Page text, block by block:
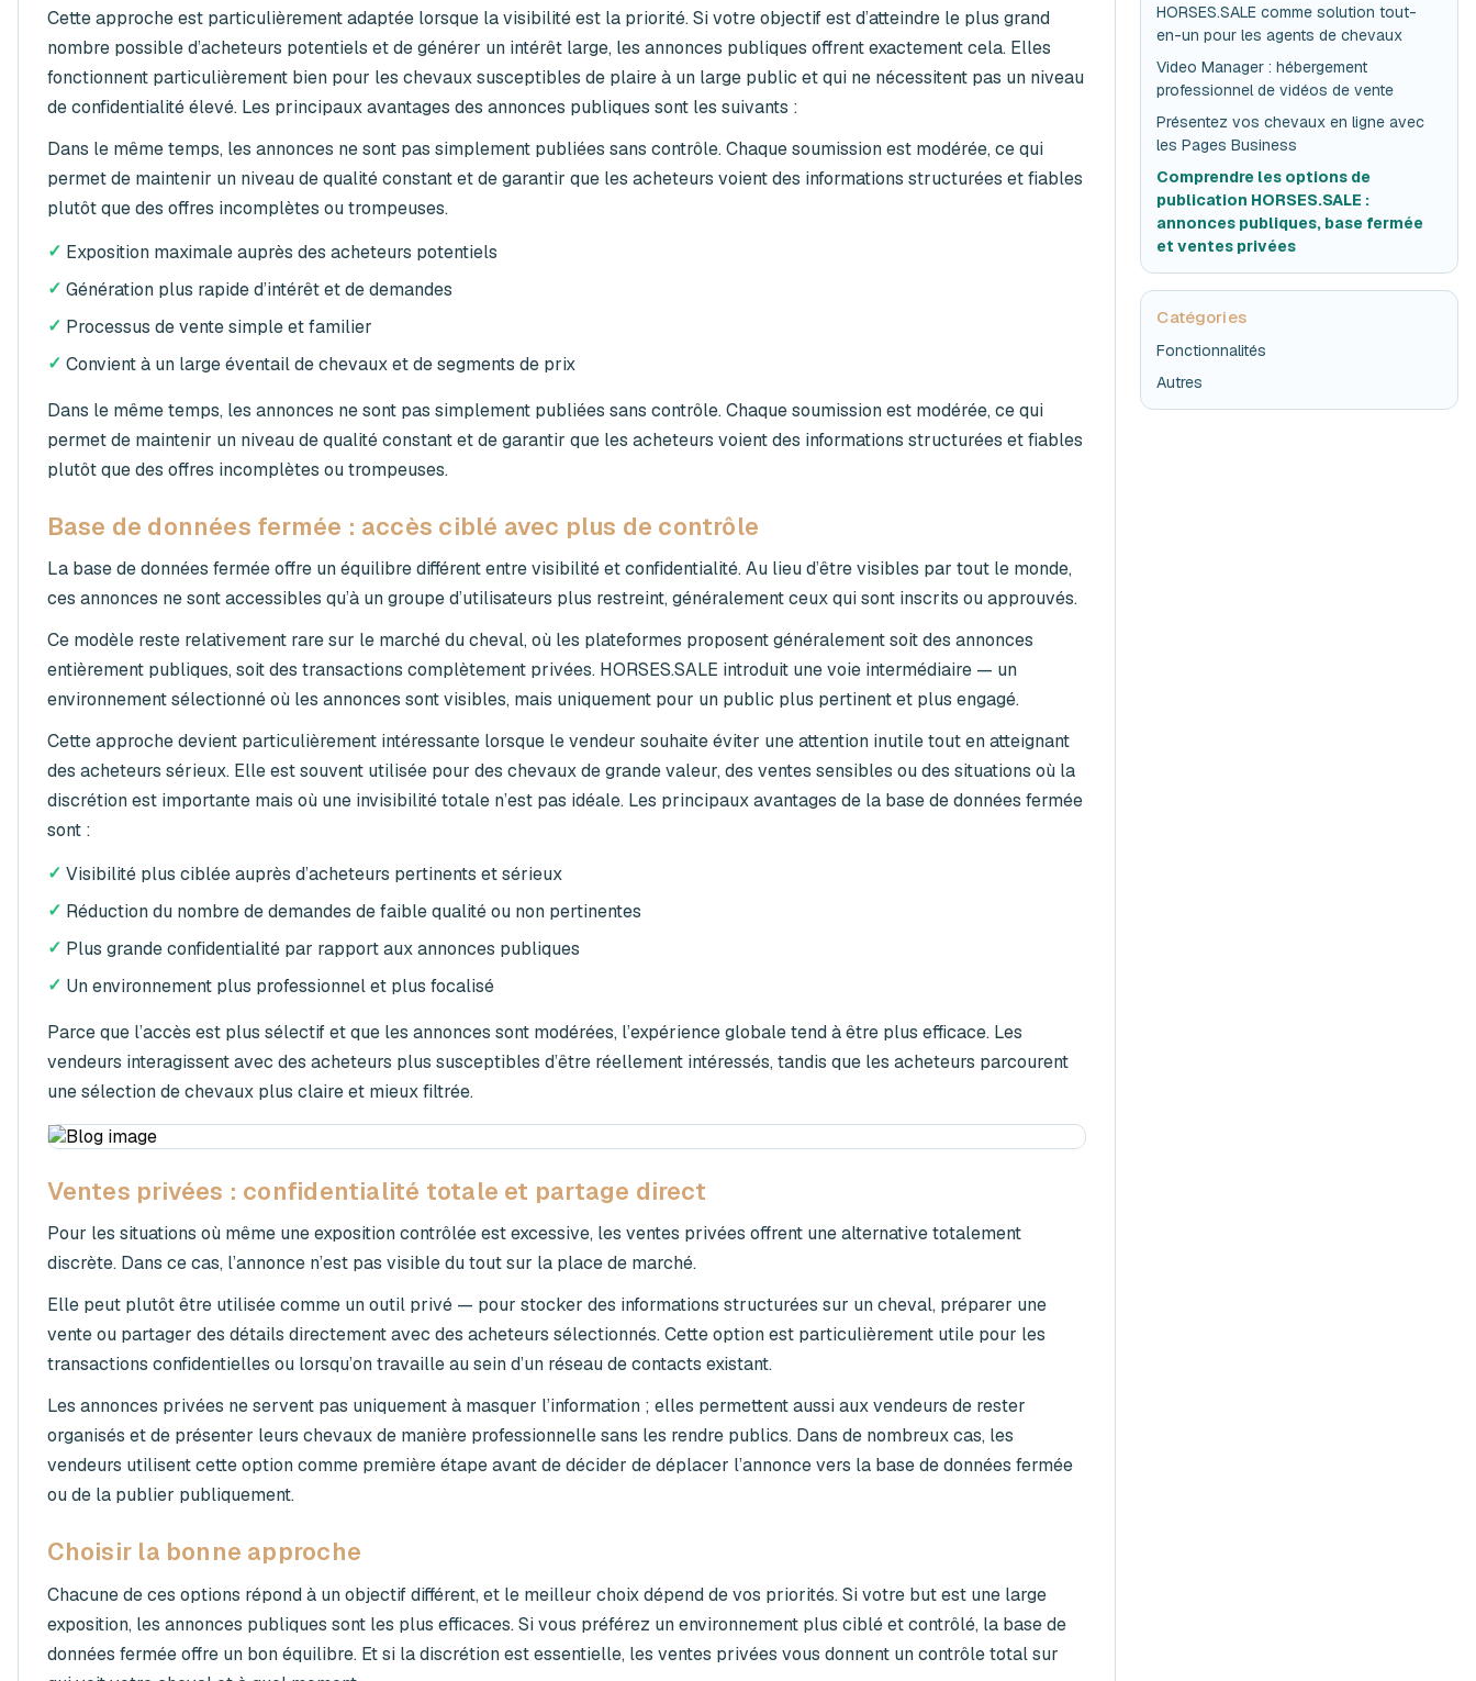
Cette approche est particulièrement adaptée lorsque la visibilité est la priorité. Si votre objectif est d’atteindre le plus grand
nombre possible d’acheteurs potentiels et de générer un intérêt large, les annonces publiques offrent exactement cela. Elles
fonctionnent particulièrement bien pour les chevaux susceptibles de plaire à un large public et qui ne nécessitent pas un niveau
de confidentialité élevé. Les principaux avantages des annonces publiques sont les suivants :
Dans le même temps, les annonces ne sont pas simplement publiées sans contrôle. Chaque soumission est modérée, ce qui
permet de maintenir un niveau de qualité constant et de garantir que les acheteurs voient des informations structurées et fiables
plutôt que des offres incomplètes ou trompeuses.
✓ Exposition maximale auprès des acheteurs potentiels
✓ Génération plus rapide d’intérêt et de demandes
✓ Processus de vente simple et familier
✓ Convient à un large éventail de chevaux et de segments de prix
Dans le même temps, les annonces ne sont pas simplement publiées sans contrôle. Chaque soumission est modérée, ce qui
permet de maintenir un niveau de qualité constant et de garantir que les acheteurs voient des informations structurées et fiables
plutôt que des offres incomplètes ou trompeuses.
Base de données fermée : accès ciblé avec plus de contrôle
La base de données ferméeoffre un équilibre différent entre visibilité et confidentialité. Au lieu d’être visibles par tout le monde,
ces annonces ne sont accessibles qu’à un groupe d’utilisateurs plus restreint, généralement ceux qui sont inscrits ou approuvés.
Ce modèle reste relativement rare sur le marché du cheval, où les plateformes proposent généralement soit des annonces
entièrement publiques, soit des transactions complètement privées. HORSES.SALE introduit une voie intermédiaire — un
environnement sélectionné où les annonces sont visibles, mais uniquement pour un public plus pertinent et plus engagé.
Cette approche devient particulièrement intéressante lorsque le vendeur souhaite éviter une attention inutile tout en atteignant
des acheteurs sérieux. Elle est souvent utilisée pour des chevaux de grande valeur, des ventes sensibles ou des situations où la
discrétion est importante mais où une invisibilité totale n’est pas idéale. Les principaux avantages de la base de données fermée
sont :
✓ Visibilité plus ciblée auprès d’acheteurs pertinents et sérieux
✓ Réduction du nombre de demandes de faible qualité ou non pertinentes
✓ Plus grande confidentialité par rapport aux annonces publiques
✓ Un environnement plus professionnel et plus focalisé
Parce que l’accès est plus sélectif et que les annonces sont modérées, l’expérience globale tend à être plus efficace. Les
vendeurs interagissent avec des acheteurs plus susceptibles d’être réellement intéressés, tandis que les acheteurs parcourent
une sélection de chevaux plus claire et mieux filtrée.
Ventes privées : confidentialité totale et partage direct
Pour les situations où même une exposition contrôlée est excessive, les ventes privées offrent une alternative totalement
discrète. Dans ce cas, l’annonce n’est pas visible du tout sur la place de marché.
Elle peut plutôt être utilisée comme un outil privé — pour stocker des informations structurées sur un cheval, préparer une
vente ou partager des détails directement avec des acheteurs sélectionnés. Cette option est particulièrement utile pour les
transactions confidentielles ou lorsqu’on travaille au sein d’un réseau de contacts existant.
Les annonces privées ne servent pas uniquement à masquer l’information ; elles permettent aussi aux vendeurs de rester
organisés et de présenter leurs chevaux de manière professionnelle sans les rendre publics. Dans de nombreux cas, les
vendeurs utilisent cette option comme première étape avant de décider de déplacer l’annonce vers la base de données fermée
ou de la publier publiquement.
Choisir la bonne approche
Chacune de ces options répond à un objectif différent, et le meilleur choix dépend de vos priorités. Si votre but est une large
exposition, les annonces publiques sont les plus efficaces. Si vous préférez un environnement plus ciblé et contrôlé, la base de
données fermée offre un bon équilibre. Et si la discrétion est essentielle, les ventes privées vous donnent un contrôle total sur
HORSES.SALE comme solution tout-
en-un pour les agents de chevaux
Video Manager : hébergement
professionnel de vidéos de vente
Présentez vos chevaux en ligne avec
les Pages Business
Comprendre les options de
publication HORSES.SALE :
annonces publiques, base fermée
et ventes privées
Catégories
Fonctionnalités
Autres